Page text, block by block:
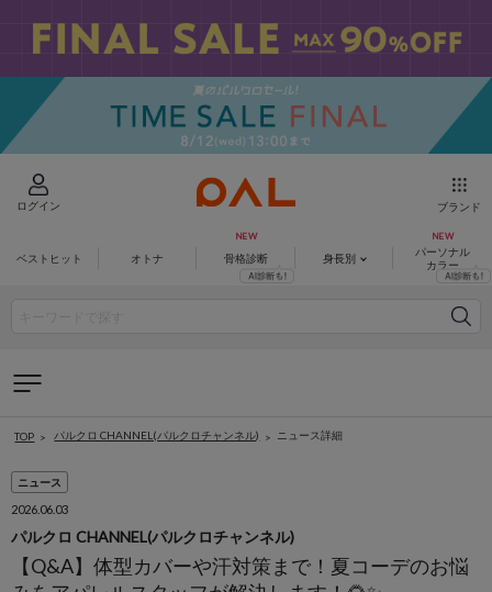
ログイン ブランド
ベストヒット オトナ 骨格診断 身長別
パーソナル
カラー
TOP パルクロ CHANNEL(パルクロチャンネル) ニュース詳細
ニュース
2026.06.03
パルクロ CHANNEL(パルクロチャンネル)
【Q&A】体型カバーや汗対策まで！夏コーデのお悩